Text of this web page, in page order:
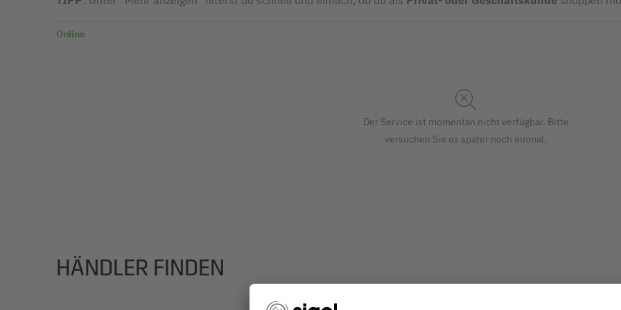
Online
Der Service ist momentan nicht verfügbar. Bitte
versuchen Sie es später noch einmal.
HÄNDLER FINDEN